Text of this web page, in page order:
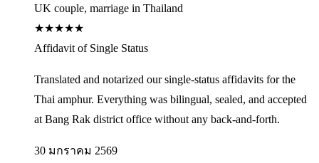
UK couple, marriage in Thailand
★★★★★
Affidavit of Single Status
Translated and notarized our single-status affidavits for the
Thai amphur. Everything was bilingual, sealed, and accepted
at Bang Rak district office without any back-and-forth.
30 มกราคม 2569